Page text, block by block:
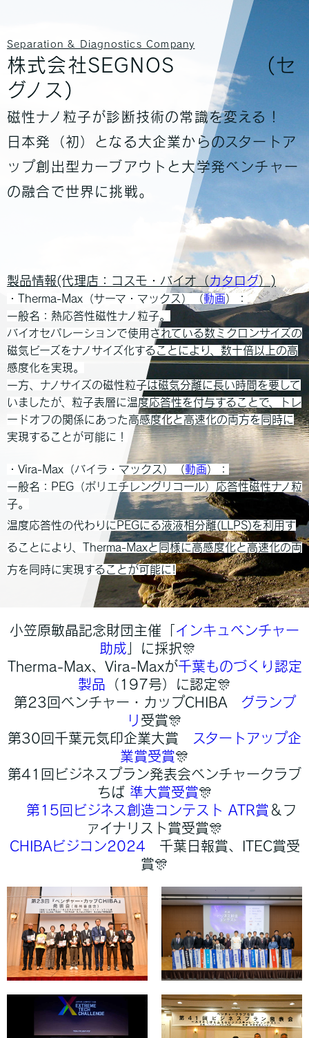
Separation & Diagnostics Company
株式会社SEGNOS (セ
グノス)
磁性ナノ粒子が診断技術の常識を変える！
日本発（初）となる大企業からのスタートア
ップ創出型カーブアウトと大学発ベンチャー
の融合で世界に挑戦。
製品情報(代理店：コスモ・バイオ（カタログ）)
・Therma-Max（サーマ・マックス）（動画）：
一般名：熱応答性磁性ナノ粒子。
バイオセパレーションで使用されている数ミクロンサイズの
磁気ビーズをナノサイズ化することにより、数十倍以上の高
感度化を実現。
一方、ナノサイズの磁性粒子は磁気分離に長い時間を要して
いましたが、粒子表層に温度応答性を付与することで、トレ
ードオフの関係にあった高感度化と高速化の両方を同時に
実現することが可能に！
・Vira-Max（バイラ・マックス）（動画）：
一般名：PEG（ポリエチレングリコール）応答性磁性ナノ粒
子。
温度応答性の代わりにPEGにる液液相分離(LLPS)を利用す
ることにより、Therma-Maxと同様に高感度化と高速化の両
方を同時に実現することが可能に!
小笠原敏晶記念財団主催「 インキュベンチャー
助成 」に採択🎊
Therma-Max、Vira-Maxが千葉ものづくり認定
製品 （197号）に認定🎊
第23回ベンチャー・カップCHIBA
グランプ
リ 受賞🎊
第30回千葉元気印企業大賞
スタートアップ企
業賞受賞🎊
第41回ビジネスプラン発表会ベンチャークラブ
ちば 準大賞受賞🎊
第15回ビジネス創造コンテスト ATR賞 ＆フ
ァイナリスト賞受賞🎊
CHIBAビジコン2024 千葉日報賞、ITEC賞受
賞🎊